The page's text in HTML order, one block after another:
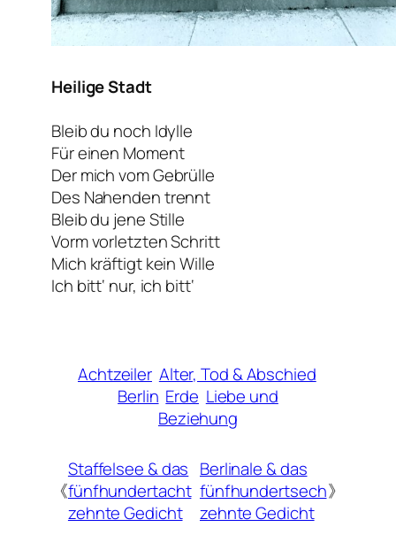
Heilige Stadt
Bleib du noch Idylle
Für einen Moment
Der mich vom Gebrülle
Des Nahenden trennt
Bleib du jene Stille
Vorm vorletzten Schritt
Mich kräftigt kein Wille
Ich bitt‘ nur, ich bitt‘
Achtzeiler Alter, Tod & Abschied
Berlin Erde Liebe und
Beziehung
《
Staffelsee & das
fünfhundertacht
zehnte Gedicht
Berlinale & das
fünfhundertsech
zehnte Gedicht
》